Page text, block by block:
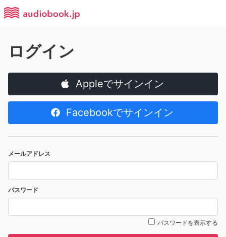
ログイン
Appleでサインイン
Facebookでサインイン
メールアドレス
パスワード
パスワードを表示する